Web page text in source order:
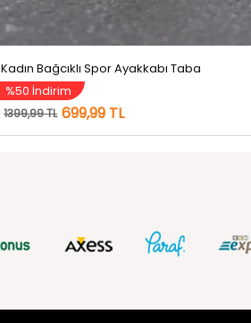
Kadın Bağcıklı Spor Ayakkabı Taba
%50 İndirim
1399,99 TL 699,99 TL